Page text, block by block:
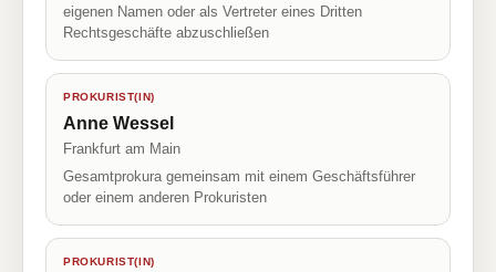
eigenen Namen oder als Vertreter eines Dritten
Rechtsgeschäfte abzuschließen
PROKURIST(IN)
Anne Wessel
Frankfurt am Main
Gesamtprokura gemeinsam mit einem Geschäftsführer
oder einem anderen Prokuristen
PROKURIST(IN)